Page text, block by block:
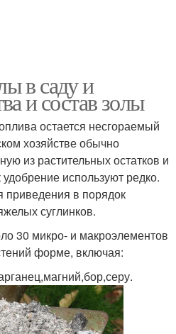
в саду и
и состав золы
остается несгораемый
хозяйстве обычно
из растительных остатков и
используют редко.
в порядок
суглинков.
30 микро- и макроэлементов
форме, включая: